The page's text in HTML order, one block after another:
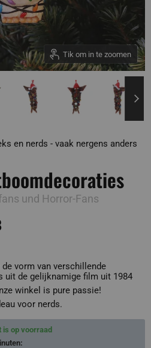
Tik om in te zoomen
en nerds - vaak nergens anders
und Horror-Fans
vorm van verschillende
uit de gelijknamige film uit 1984
winkel is pure passie!
voor nerds.
is op voorraad
: